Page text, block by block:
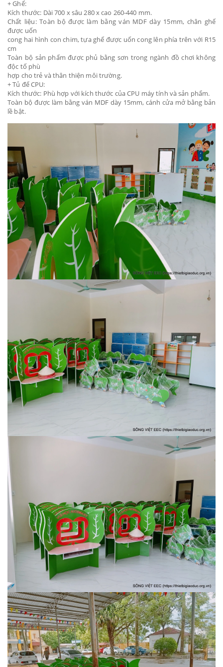
+ Ghế:
Kích thước: Dài 700 x sâu 280 x cao 260-440 mm.
Chất liệu: Toàn bộ được làm bằng ván MDF dày 15mm, chân ghế
được uốn
cong hai hình con chim, tựa ghế được uốn cong lên phía trên với R15
cm
Toàn bộ sản phẩm được phủ bằng sơn trong ngành đồ chơi không
độc tố phù
hợp cho trẻ và thân thiện môi trường.
+ Tủ để CPU:
Kích thước: Phù hợp với kích thước của CPU máy tính và sản phẩm.
Toàn bộ được làm bằng ván MDF dày 15mm, cánh cửa mở bằng bản
lề bật.